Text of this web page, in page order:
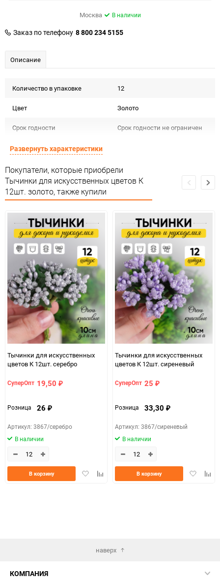
Москва В наличии
Заказ по телефону 8 800 234 5155
Описание
Количество в упаковке 12
Цвет Золото
Срок годности Срок годности не ограничен
Страна изготовителя
Предназначение товара Для декора и флористики
Сертификация Не подлежит сертификации
Минимальное количество 12
Количество в коробке 1 200
Единица измерения набор
Развернуть характеристики
Покупатели, которые приобрели
Тычинки для искусственных цветов К
12шт. золото, также купили
Тычинки для искусственных
цветов К 12шт. серебро
СуперОпт 19,50 ₽
Розница 26 ₽
Артикул: 3867/серебро
В наличии
ДобавитьДобавить
В корзину
Тычинки для искусственных
цветов К 12шт. сиреневый
СуперОпт 25 ₽
Розница 33,30 ₽
Артикул: 3867/сиреневый
В наличии
Добавить
В корзину
наверх
КОМПАНИЯ